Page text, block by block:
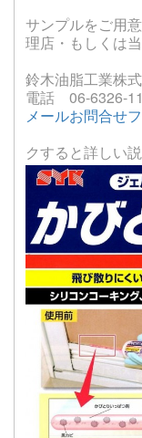
サンプルをご用
理店・もしくは
鈴木油脂工業
電話 06-6326-
メールお問合せ
この
クすると詳しい